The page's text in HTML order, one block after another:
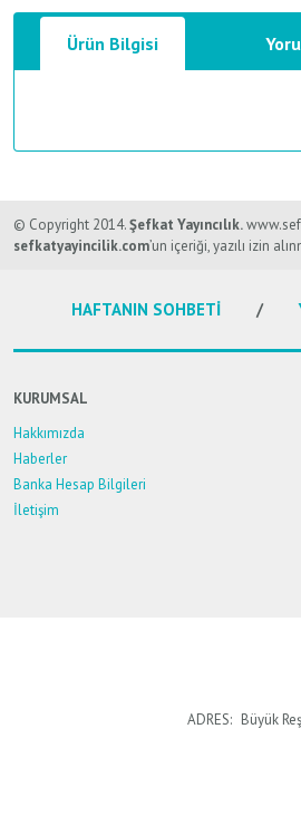
Ürün Bilgisi
Görüş ve önerileriniz için teşekkür
Ürün açıklamasında eksik bilgiler
Bu ürüne benzer farklı alternatifler
© Copyright 2014.Şefkat Yayıncılık.
sefkatyayincilik.com’un içeriği, yazılı izin
HAFTANIN SOHBETİ
KURUMSAL
Hakkımızda
Haberler
Banka Hesap Bilgileri
İletişim
ADRES: Büyük